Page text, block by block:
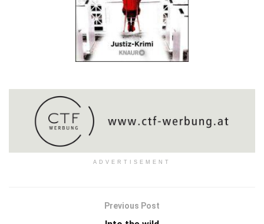
ADVERTISEMENT
Previous Post